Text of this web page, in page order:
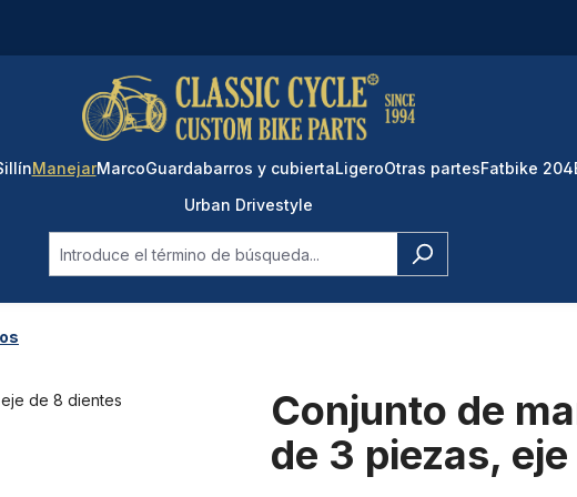
ManejarMarcoGuardabarros y cubiertaLigeroOtras partesFatbike 204
Urban Drivestyle
Conjunto de
de 3 piezas,